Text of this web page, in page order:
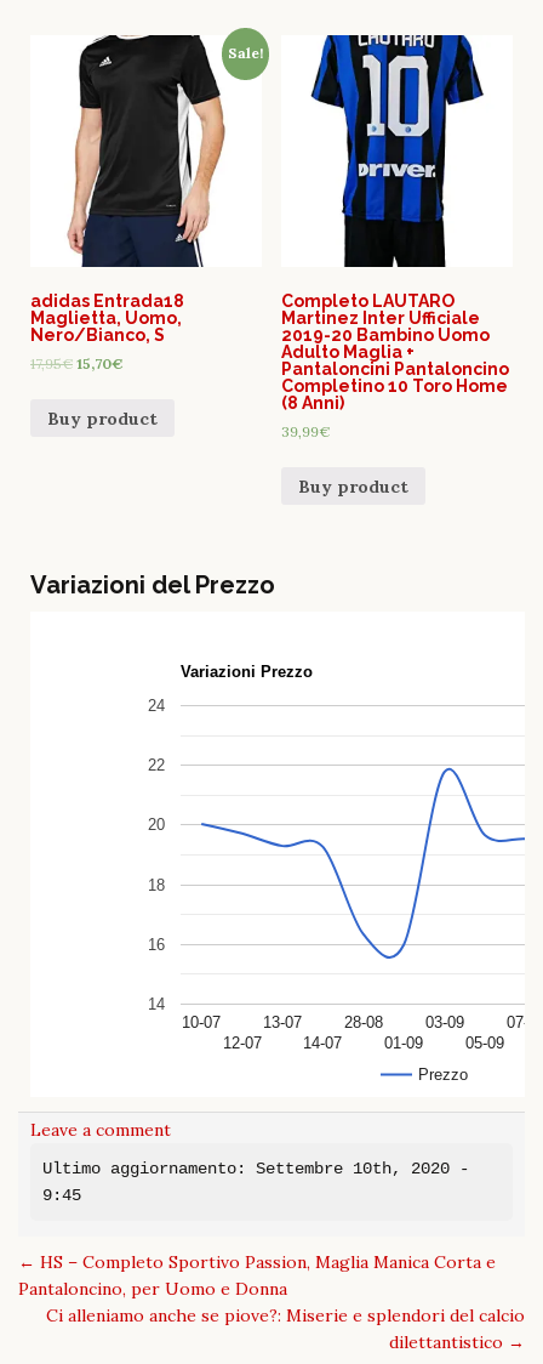
Sale!
adidas Entrada18
Maglietta, Uomo,
Nero/Bianco, S
17,95€ 15,70€
Buy product
Completo LAUTARO
Martinez Inter Ufficiale
2019-20 Bambino Uomo
Adulto Maglia +
Pantaloncini Pantaloncino
Completino 10 Toro Home
(8 Anni)
39,99€
Buy product
Variazioni del Prezzo
Variazioni Prezzo
Prezzo
10-07
12-07
13-07
14-07
28-08
01-09
03-09
05-09
07-
14
16
18
20
22
24
Leave a comment
Ultimo aggiornamento: Settembre 10th, 2020 -
9:45
Post
navigation
← HS – Completo Sportivo Passion, Maglia Manica Corta e
Pantaloncino, per Uomo e Donna
Ci alleniamo anche se piove?: Miserie e splendori del calcio
dilettantistico →